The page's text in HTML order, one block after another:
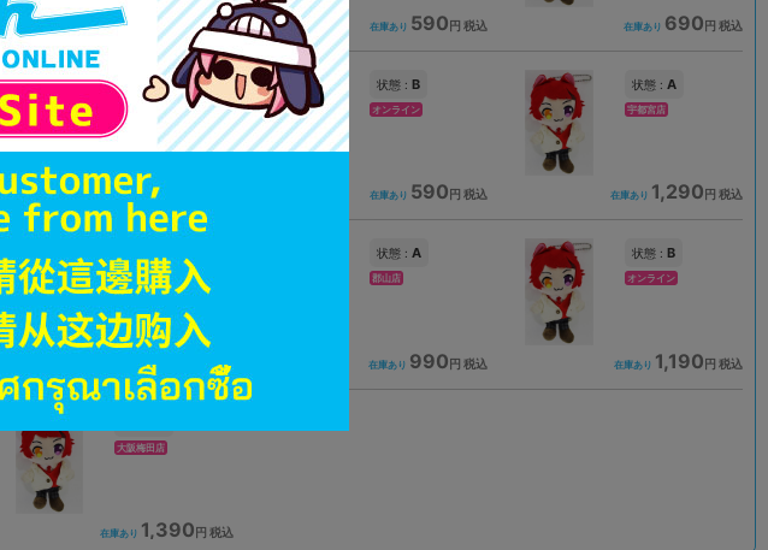
在庫あり 890円 税込 在庫あり 590円 税込 在庫あり 690円 税込
状態 :B
オンライン
在庫あり 590
状態 : B
オンライン
在庫あり 590 円 税込
状態 : A
宇都宮店
在庫あり 1,290 円 税込
新座流通センター
在庫あり 999 円 税込
状態 : A
郡山店
在庫あり 990円 税込
状態 : B
オンライン
在庫あり 1,190円 税込
新入荷
大阪梅田店
在庫あり 1,390円 税込